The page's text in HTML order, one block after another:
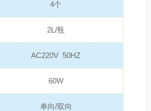
4个
2L/瓶
AC220V 50HZ
60W
单向/双向